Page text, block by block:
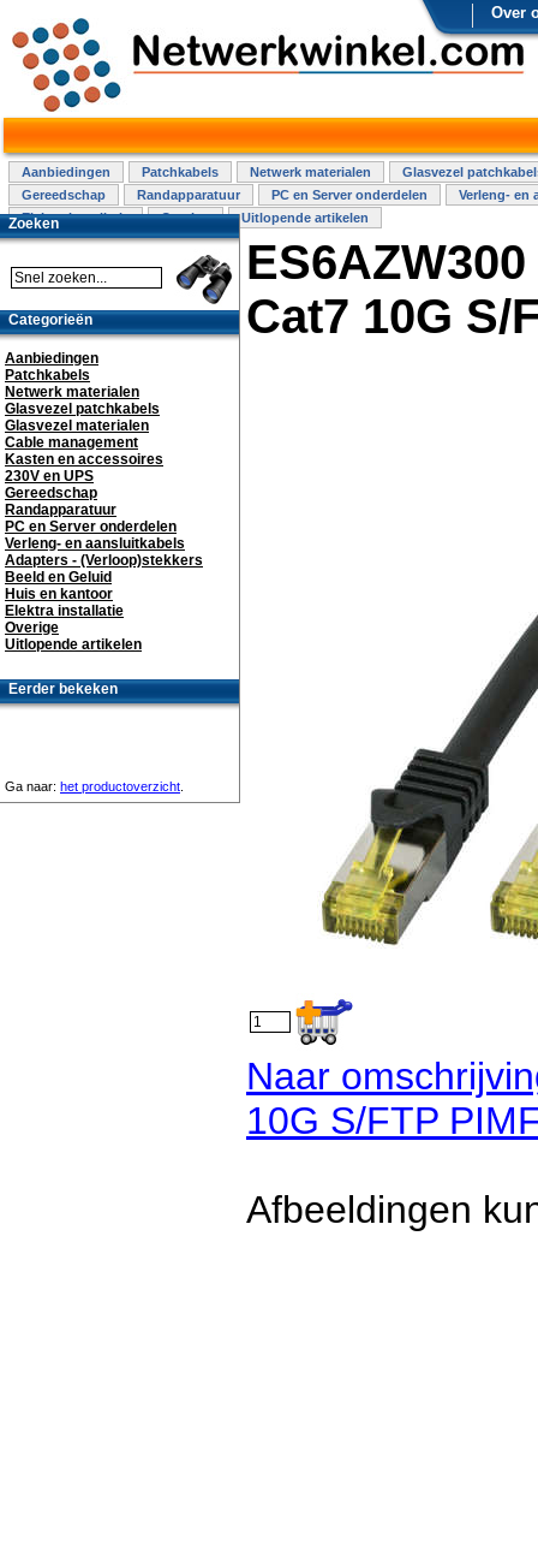
Over
Aanbiedingen Patchkabels Netwerk materialen
Glasvezel
Gereedschap
Randapparatuur PC en Server onderdelen
Verleng- en
Elektra installatie
Overige Uitlopende artikelen
Cat7 10G S/
Naar
10G S/FTP
Afbeeldingen
Zoeken
Categorieën
Aanbiedingen
Patchkabels
Netwerk materialen
Glasvezel patchkabels
Glasvezel materialen
Cable management
Kasten en accessoires
230V en UPS
Gereedschap
Randapparatuur
PC en Server onderdelen
Verleng- en aansluitkabels
Adapters - (Verloop)stekkers
Beeld en Geluid
Huis en kantoor
Elektra installatie
Overige
Uitlopende artikelen
Eerder bekeken
Ga naar: het productoverzicht